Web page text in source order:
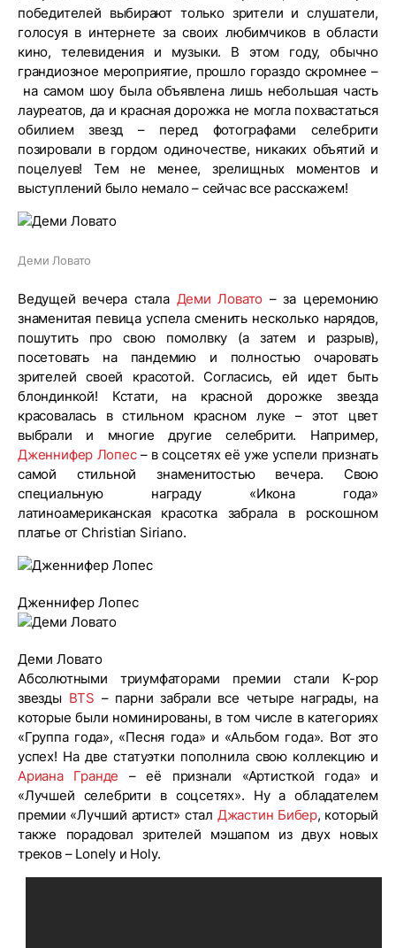
победителей выбирают только зрители и слушатели,
голосуя в интернете за своих любимчиков в области
кино, телевидения и музыки. В этом году, обычно
грандиозное мероприятие, прошло гораздо скромнее –
на самом шоу была объявлена лишь небольшая часть
лауреатов, да и красная дорожка не могла похвастаться
обилием звезд – перед фотографами селебрити
позировали в гордом одиночестве, никаких объятий и
поцелуев! Тем не менее, зрелищных моментов и
выступлений было немало – сейчас все расскажем!
Деми Ловато
Ведущей вечера стала Деми Ловато – за церемонию
знаменитая певица успела сменить несколько нарядов,
пошутить про свою помолвку (а затем и разрыв),
посетовать на пандемию и полностью очаровать
зрителей своей красотой. Согласись, ей идет быть
блондинкой! Кстати, на красной дорожке звезда
красовалась в стильном красном луке – этот цвет
выбрали и многие другие селебрити. Например,
Дженнифер Лопес– в соцсетях её уже успели признать
самой стильной знаменитостью вечера. Свою
специальную награду «Икона года»
латиноамериканская красотка забрала в роскошном
платье от Christian Siriano.
Дженнифер Лопес
Деми Ловато
Абсолютными триумфаторами премии стали K-pop
звезды BTS – парни забрали все четыре награды, на
которые были номинированы, в том числе в категориях
«Группа года», «Песня года» и «Альбом года». Вот это
успех! На две статуэтки пополнила свою коллекцию и
Ариана Гранде – её признали «Артисткой года» и
«Лучшей селебрити в соцсетях». Ну а обладателем
премии «Лучший артист» стал Джастин Бибер, который
также порадовал зрителей мэшапом из двух новых
треков – Lonely и Holy.